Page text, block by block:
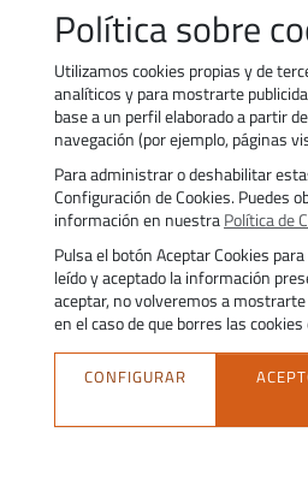
Política sobre
Utilizamos cookies propias y de
analíticos y para mostrarte
base a un perfil elaborado a partir
navegación (por ejemplo, páginas
Para administrar o deshabilitar
Configuración de Cookies. Puedes
información en nuestraPolítica de
Pulsa el botón Aceptar Cookies
leído y aceptado la información
aceptar, no volveremos a
en el caso de que borres las
CONFIGURAR
Contacto
Política de uso de cookies
Política de privacidad
Accesibilidad
Fundación Estatal para la Formación en
28027